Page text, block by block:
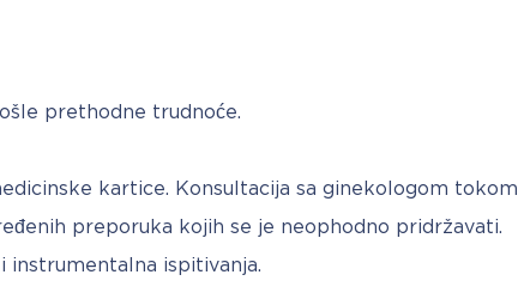
prethodne trudnoće.
kartice. Konsultacija sa ginekologom tokom
preporuka kojih se je neophodno pridržavati.
instrumentalna ispitivanja.